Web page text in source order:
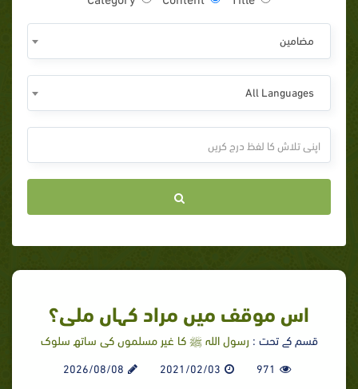
مضامين
All Languages
اس موقف میں مراد کہاں ملی؟
قسم کے تحت : رسول اللہ ﷺ کا غير مسلموں کی ساتھ سلوک
971
2021/02/03
2026/08/08